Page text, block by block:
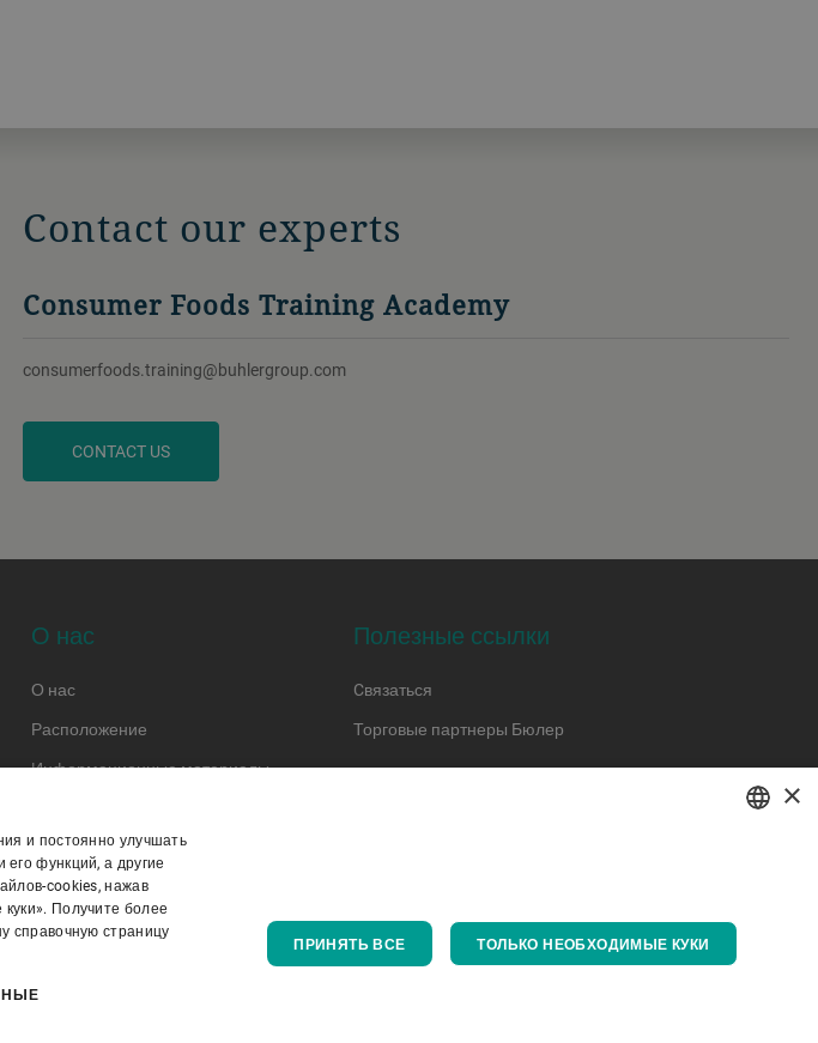
Contact our experts
Consumer Foods Training Academy
consumerfoods.training@buhlergroup.com
CONTACT US
О нас
О нас
Расположение
Информационные материалы
Полезные ссылки
Cвязаться
Торговые партнеры Бюлер
в отношении файлов cookie
GERMAN
×
и постоянно улучшать
функций, а другие
cookies, нажав
Получите более
справочную страницу
ПРИНЯТЬ ВСЕ ТОЛЬКО НЕОБХОДИМЫЕ КУКИ